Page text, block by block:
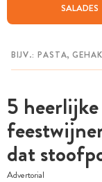
SALADES
5
dat
Advertorial
CHAT MET MAIA
MIJN BEWAARDE